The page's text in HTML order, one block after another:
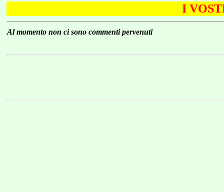
I
Al momento non ci sono commenti pervenuti